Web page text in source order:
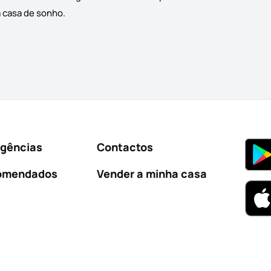
de sonho.
Contactos
Vender a minha casa